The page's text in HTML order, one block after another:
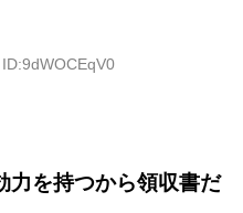
力を持つから領収書だ